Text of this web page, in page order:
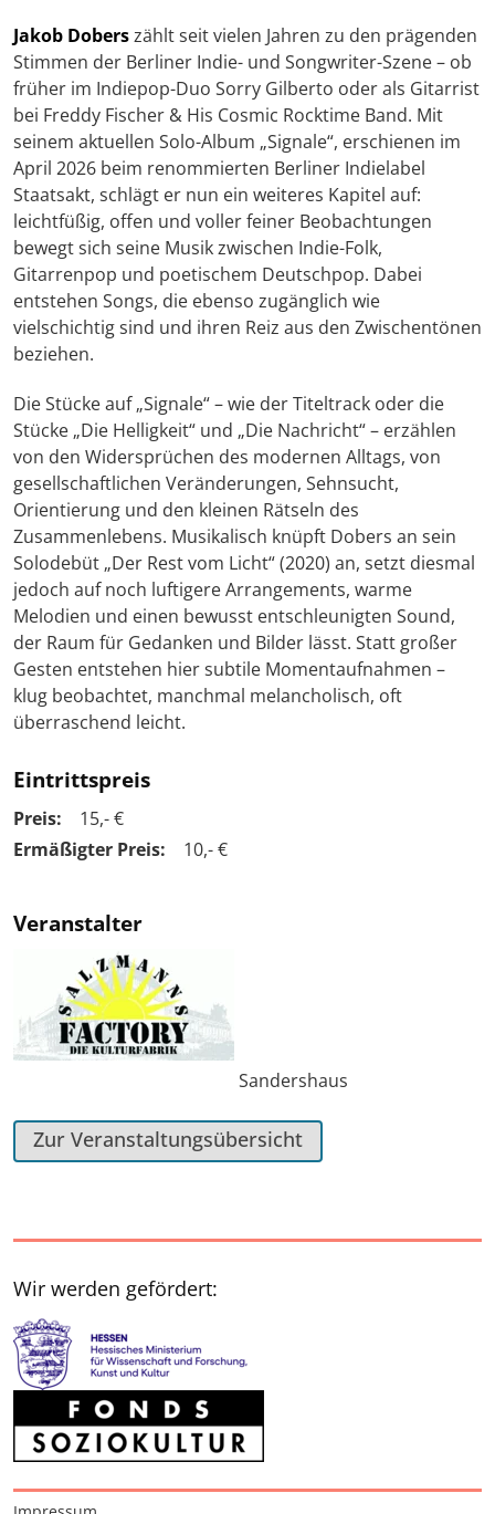
Jakob Doberszählt seit vielen Jahren zu den prägenden
Stimmen der Berliner Indie- und Songwriter-Szene – ob
früher im Indiepop-Duo Sorry Gilberto oder als Gitarrist
bei Freddy Fischer & His Cosmic Rocktime Band. Mit
seinem aktuellen Solo-Album „Signale“, erschienen im
April 2026 beim renommierten Berliner Indielabel
Staatsakt, schlägt er nun ein weiteres Kapitel auf:
leichtfüßig, offen und voller feiner Beobachtungen
bewegt sich seine Musik zwischen Indie-Folk,
Gitarrenpop und poetischem Deutschpop. Dabei
entstehen Songs, die ebenso zugänglich wie
vielschichtig sind und ihren Reiz aus den Zwischentönen
beziehen.
Die Stücke auf „Signale“ – wie der Titeltrack oder die
Stücke „Die Helligkeit“ und „Die Nachricht“ – erzählen
von den Widersprüchen des modernen Alltags, von
gesellschaftlichen Veränderungen, Sehnsucht,
Orientierung und den kleinen Rätseln des
Zusammenlebens. Musikalisch knüpft Dobers an sein
Solodebüt „Der Rest vom Licht“ (2020) an, setzt diesmal
jedoch auf noch luftigere Arrangements, warme
Melodien und einen bewusst entschleunigten Sound,
der Raum für Gedanken und Bilder lässt. Statt großer
Gesten entstehen hier subtile Momentaufnahmen –
klug beobachtet, manchmal melancholisch, oft
überraschend leicht.
Eintrittspreis
Preis:
15,- €
Ermäßigter Preis:
10,- €
Veranstalter
Sandershaus
Zur Veranstaltungsübersicht
Wir werden gefördert: